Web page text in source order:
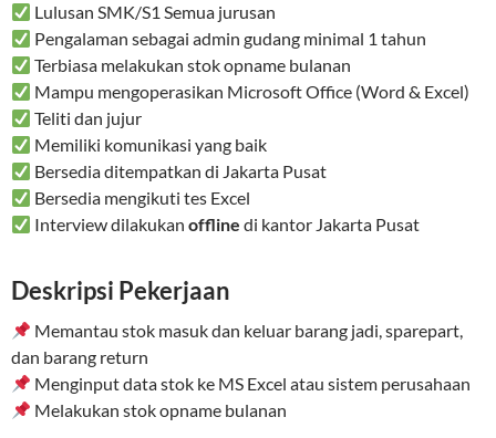
Lulusan SMK/S1 Semua jurusan
Pengalaman sebagai admin gudang minimal 1 tahun
Terbiasa melakukan stok opname bulanan
Mampu mengoperasikan Microsoft Office (Word & Excel)
Teliti dan jujur
Memiliki komunikasi yang baik
Bersedia ditempatkan di Jakarta Pusat
Bersedia mengikuti tes Excel
Interview dilakukanoffline di kantor Jakarta Pusat
Deskripsi Pekerjaan
Memantau stok masuk dan keluar barang jadi, sparepart,
dan barang return
Menginput data stok ke MS Excel atau sistem perusahaan
Melakukan stok opname bulanan